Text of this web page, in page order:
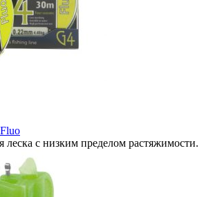
леска с низким пределом растяжимости.